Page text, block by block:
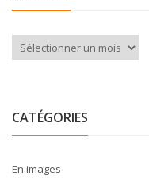
Archives
CATÉGORIES
En images